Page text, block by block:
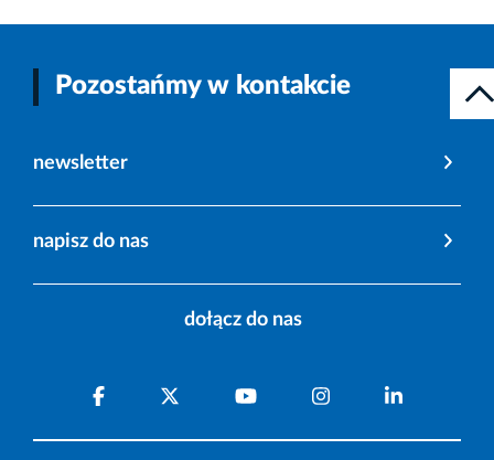
Pozostańmy w kontakcie
newsletter
napisz do nas
dołącz do nas